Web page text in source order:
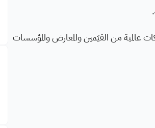
عالمية من القيّمين والمعارض والمؤسسات